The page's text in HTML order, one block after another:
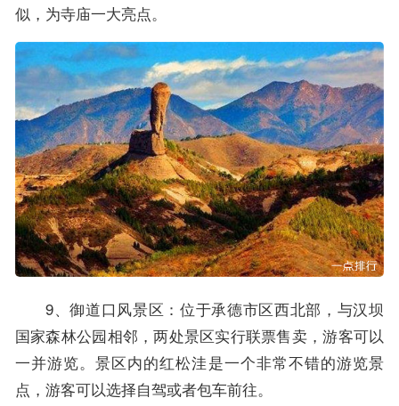
似，为寺庙一大亮点。
9、御道口风景区：位于承德市区西北部，与汉坝
国家森林公园相邻，两处景区实行联票售卖，游客可以
一并游览。景区内的红松洼是一个非常不错的游览景
点，游客可以选择自驾或者包车前往。